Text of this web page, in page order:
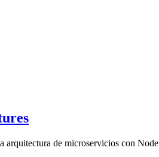
de microservicios con